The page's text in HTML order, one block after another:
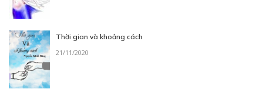
Thời gian và khoảng cách
21/11/2020